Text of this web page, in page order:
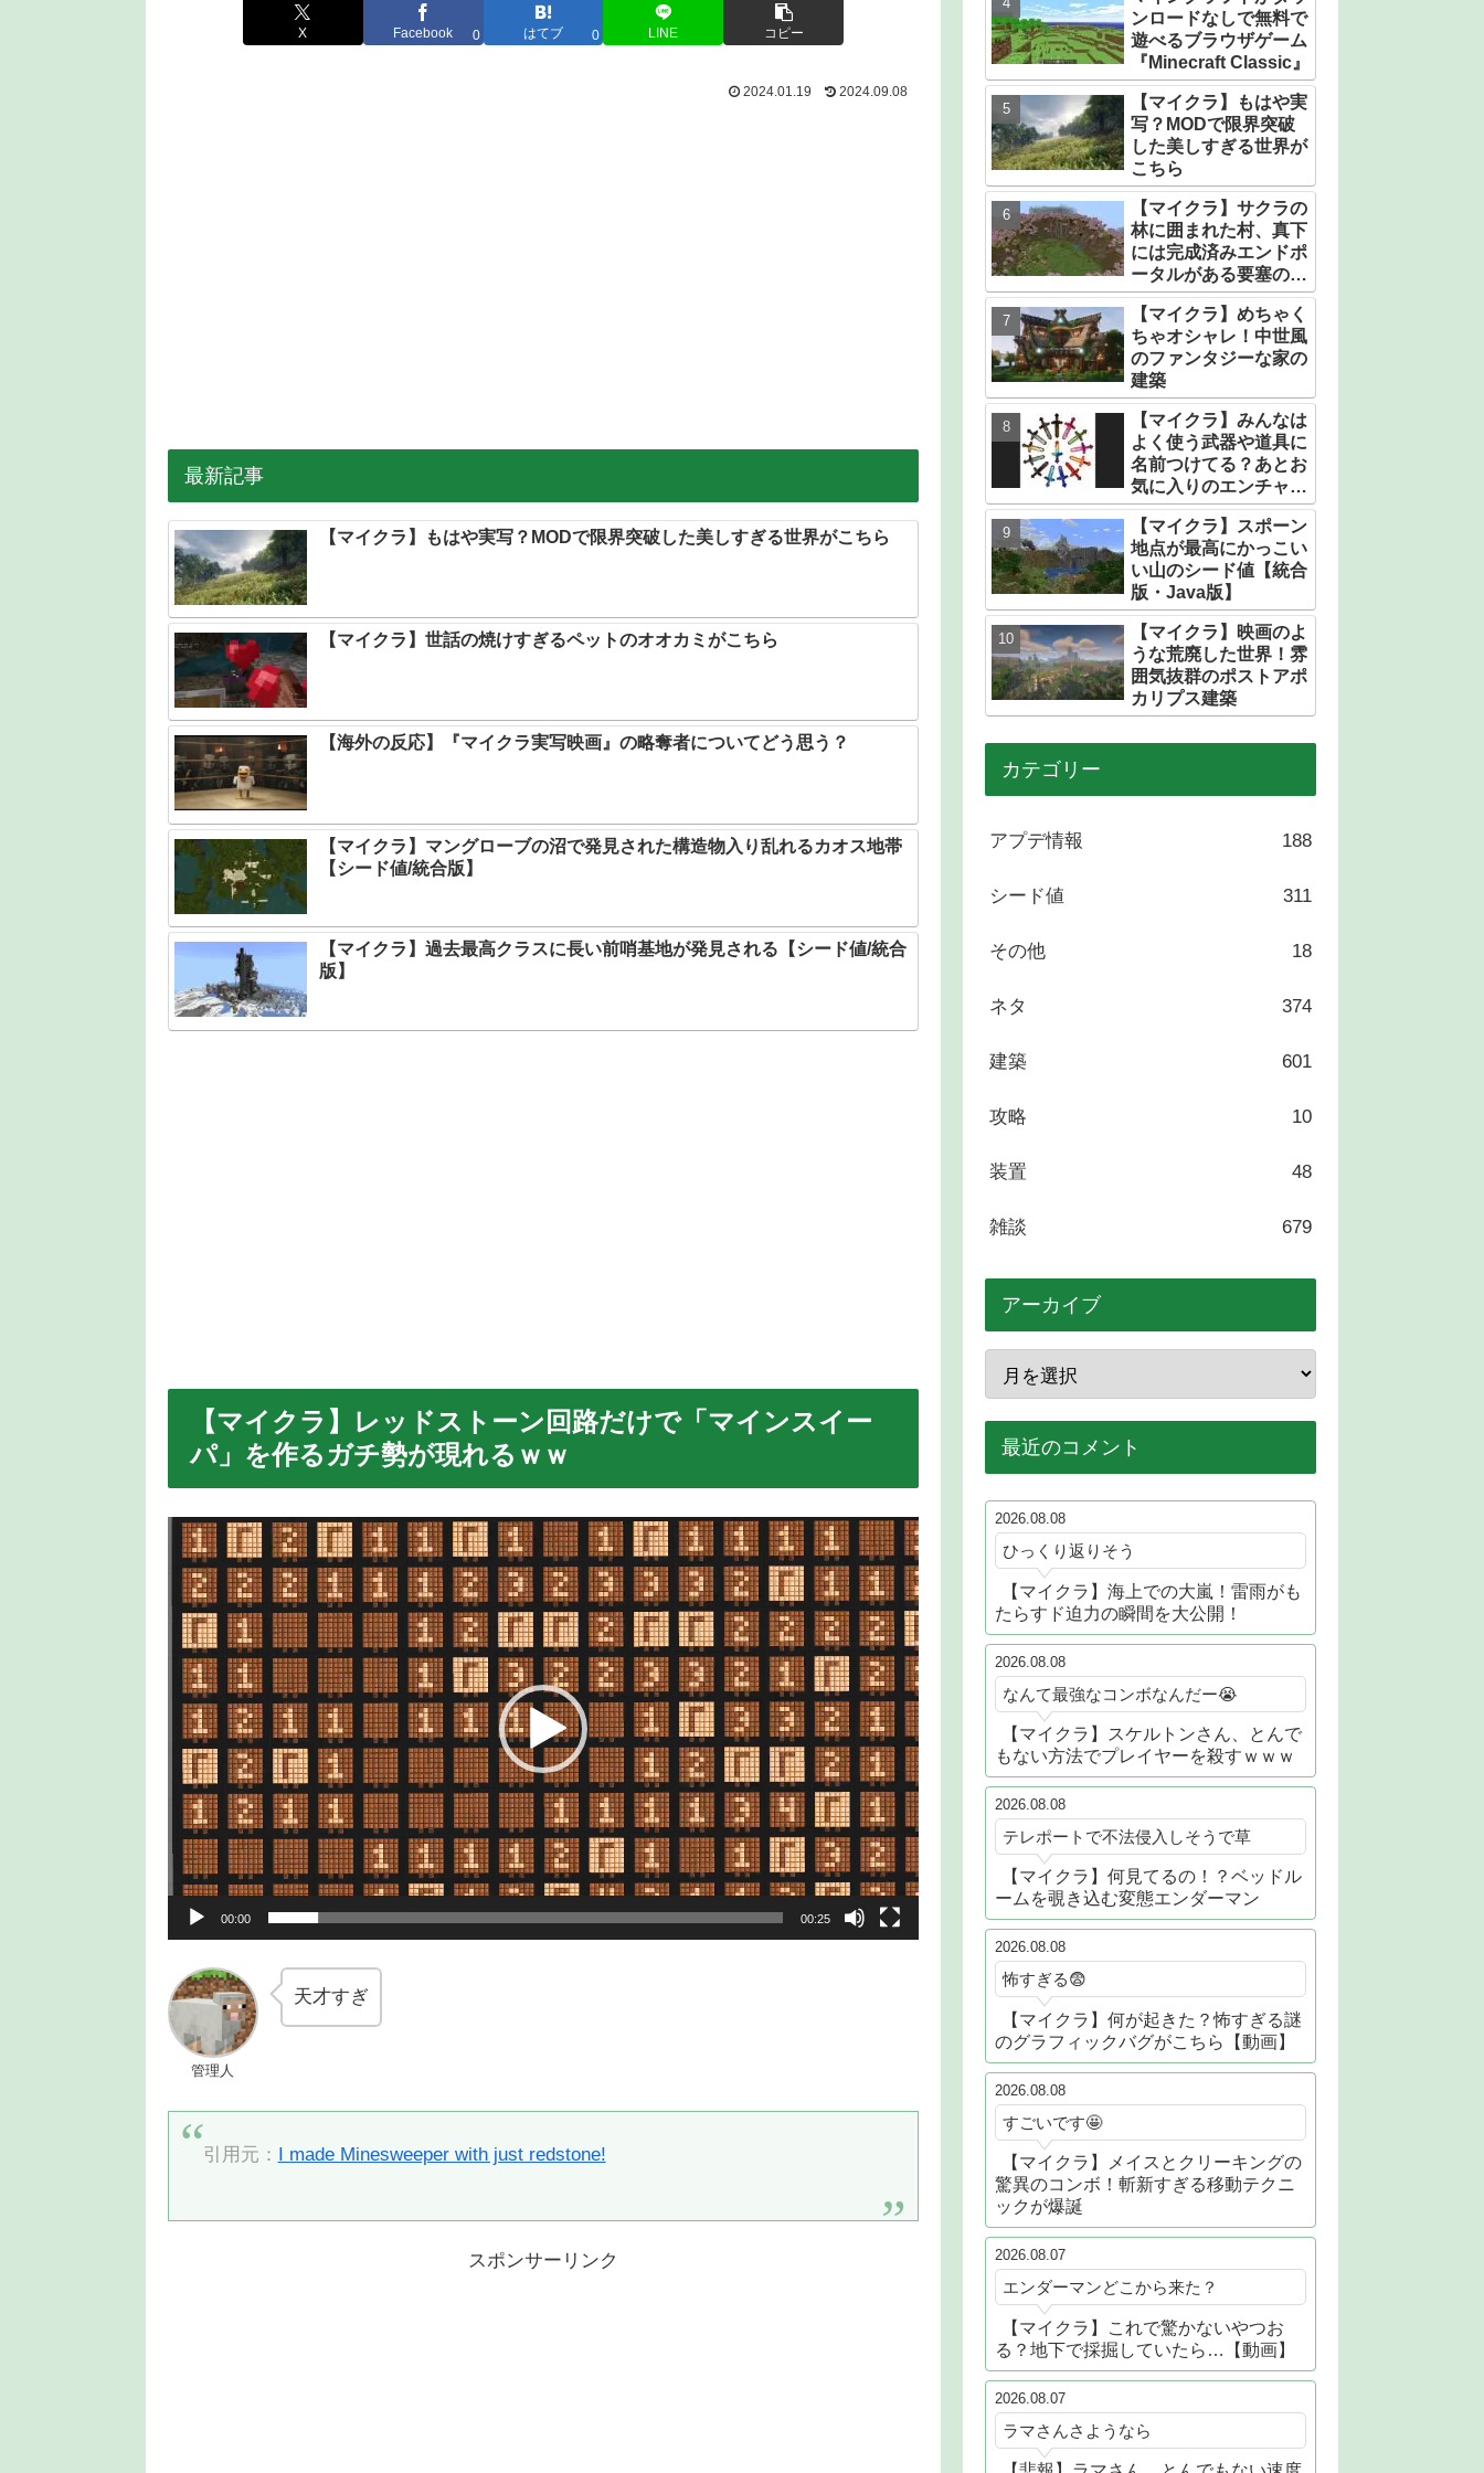
X Facebook 0 はてブ 0 LINE コピー
2024.01.19 2024.09.08
最新記事
【マイクラ】もはや実写？MODで限界突破した美しすぎる世界がこちら
【マイクラ】世話の焼けすぎるペットのオオカミがこちら
【海外の反応】『マイクラ実写映画』の略奪者についてどう思う？
【マイクラ】マングローブの沼で発見された構造物入り乱れるカオス地帯
【シード値/統合版】
【マイクラ】過去最高クラスに長い前哨基地が発見される【シード値/統合
版】
【マイクラ】レッドストーン回路だけで「マインスイー
パ」を作るガチ勢が現れるｗｗ
動
画
プ
レ
ー
ヤ
ー
00:00 00:25
管理人
天才すぎ
引用元： I made Minesweeper with just redstone!
スポンサーリンク
ンロードなしで無料で
遊べるブラウザゲーム
『Minecraft Classic』
【マイクラ】もはや実
写？MODで限界突破
した美しすぎる世界が
こちら
【マイクラ】サクラの
林に囲まれた村、真下
には完成済みエンドポ
ータルがある要塞のシ
ード値【統合版】
【マイクラ】めちゃく
ちゃオシャレ！中世風
のファンタジーな家の
建築
【マイクラ】みんなは
よく使う武器や道具に
名前つけてる？あとお
気に入りのエンチャン
トある？
【マイクラ】スポーン
地点が最高にかっこい
い山のシード値【統合
版・Java版】
【マイクラ】映画のよ
うな荒廃した世界！雰
囲気抜群のポストアポ
カリプス建築
カテゴリー
アプデ情報 188
シード値 311
その他 18
ネタ 374
建築 601
攻略 10
装置 48
雑談 679
アーカイブ
最近のコメント
2026.08.08
ひっくり返りそう
【マイクラ】海上での大嵐！雷雨がも
たらすド迫力の瞬間を大公開！
2026.08.08
なんて最強なコンボなんだー😭
【マイクラ】スケルトンさん、とんで
もない方法でプレイヤーを殺すｗｗｗ
2026.08.08
テレポートで不法侵入しそうで草
【マイクラ】何見てるの！？ベッドル
ームを覗き込む変態エンダーマン
2026.08.08
怖すぎる😨
【マイクラ】何が起きた？怖すぎる謎
のグラフィックバグがこちら【動画】
2026.08.08
すごいです🤩
【マイクラ】メイスとクリーキングの
驚異のコンボ！斬新すぎる移動テクニ
ックが爆誕
2026.08.07
エンダーマンどこから来た？
【マイクラ】これで驚かないやつお
る？地下で採掘していたら…【動画】
2026.08.07
ラマさんさようなら